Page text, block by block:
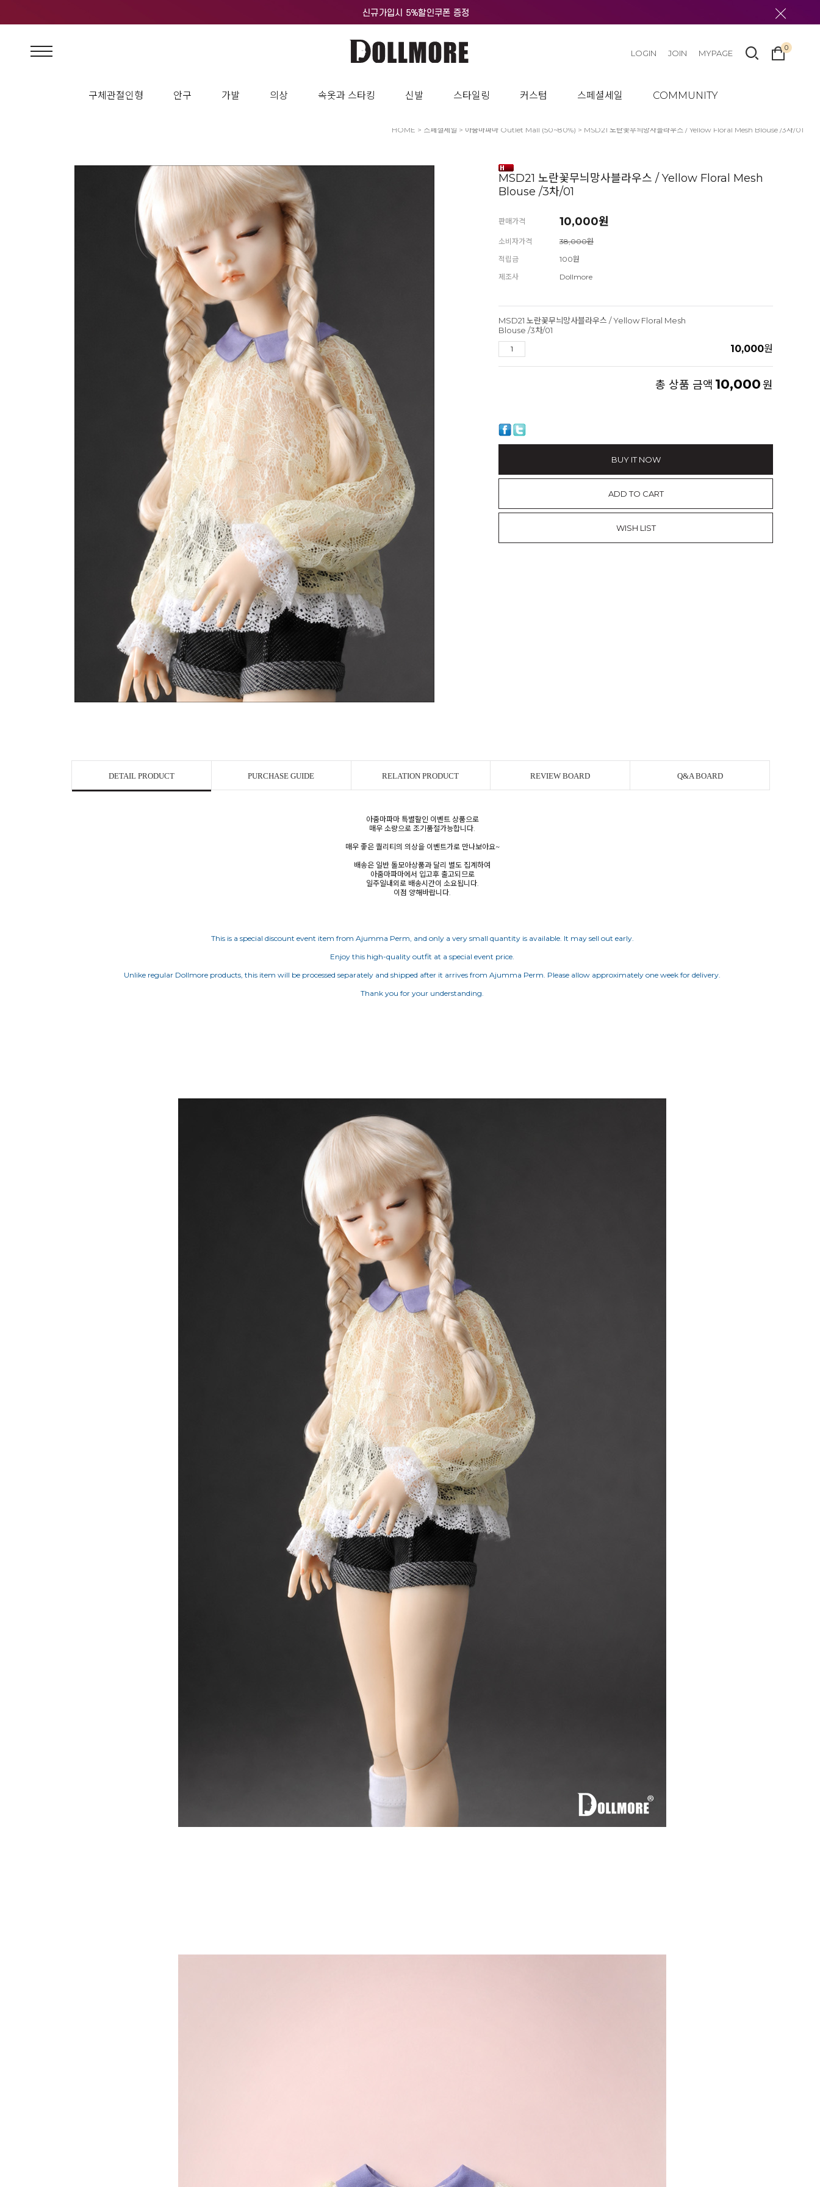
구체관절인형 안구 가발 의상 속옷과 스타킹 신발 스타일링 커스텀 스페셜세일 COMMUNITY
LOGIN JOIN MYPAGE
0
HOME > 스페셜세일 > 아줌마파마 Outlet Mall (50~80%) > MSD21 노란꽃무늬망사블라우스 / Yellow Floral Mesh Blouse /3차/01
MSD21 노란꽃무늬망사블라우스 / Yellow Floral Mesh
Blouse /3차/01
판매가격 10,000원
소비자가격
38,000원
적립금
100원
제조사
Dollmore
MSD21 노란꽃무늬망사블라우스 / Yellow Floral Mesh
Blouse /3차/01
10,000원
총 상품 금액 10,000원
BUY IT NOW
ADD TO CART
WISH LIST
DETAIL PRODUCT PURCHASE GUIDE RELATION PRODUCT REVIEW BOARD Q&A BOARD
아줌마파마 특별할인 이벤트 상품으로
매우 소량으로 조기품절가능합니다.
매우 좋은 퀄리티의 의상을 이벤트가로 만나보아요~
배송은 일반 돌모아상품과 달리 별도 집계하여
아줌마파마에서 입고후 출고되므로
일주일내외로 배송시간이 소요됩니다.
이점 양해바랍니다.
This is a special discount event item from Ajumma Perm, and only a very small quantity is available. It may sell out early.
Enjoy this high-quality outfit at a special event price.
Unlike regular Dollmore products, this item will be processed separately and shipped after it arrives from Ajumma Perm. Please allow approximately one week for delivery.
Thank you for your understanding.